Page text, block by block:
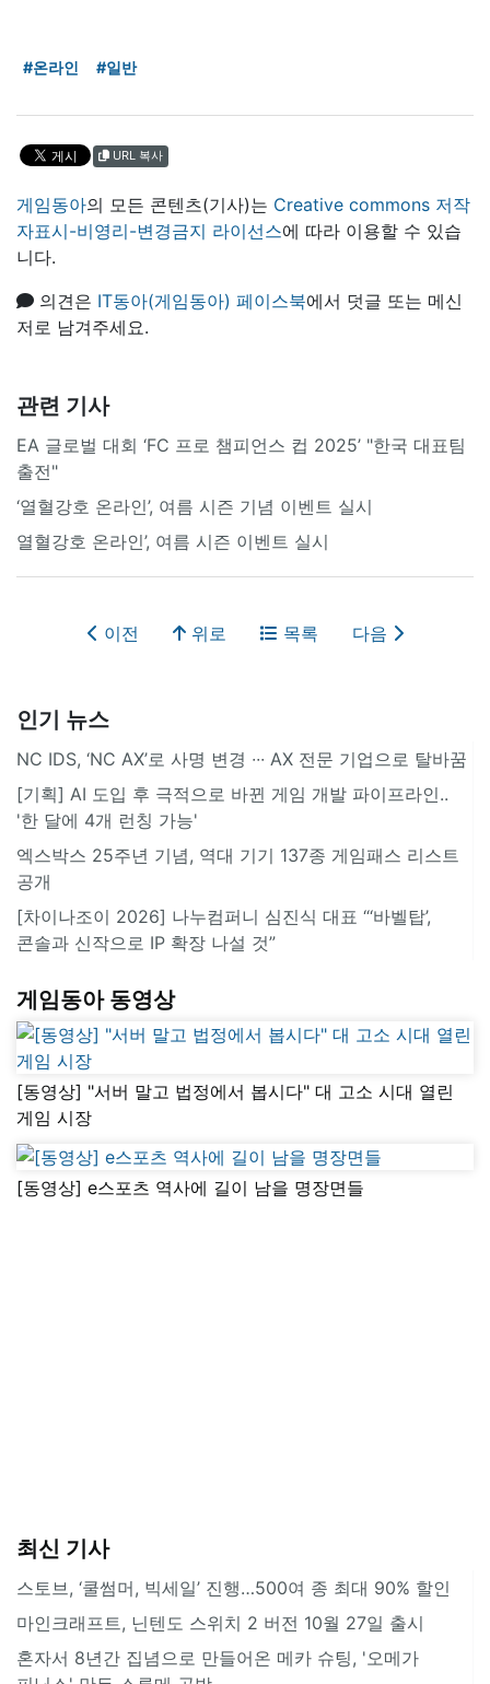
#온라인 #일반
URL 복사
게임동아의 모든 콘텐츠(기사)는 Creative commons 저작
자표시-비영리-변경금지 라이선스에 따라 이용할 수 있습
니다.
의견은 IT동아(게임동아) 페이스북에서 덧글 또는 메신
저로 남겨주세요.
관련 기사
EA 글로벌 대회 ‘FC 프로 챔피언스 컵 2025’ "한국 대표팀
출전"
‘열혈강호 온라인’, 여름 시즌 기념 이벤트 실시
열혈강호 온라인’, 여름 시즌 이벤트 실시
이전 위로 목록 다음
인기 뉴스
NC IDS, ‘NC AX’로 사명 변경 ∙∙∙ AX 전문 기업으로 탈바꿈
[기획] AI 도입 후 극적으로 바뀐 게임 개발 파이프라인..
'한 달에 4개 런칭 가능'
엑스박스 25주년 기념, 역대 기기 137종 게임패스 리스트
공개
[차이나조이 2026] 나누컴퍼니 심진식 대표 “‘바벨탑’,
콘솔과 신작으로 IP 확장 나설 것”
게임동아 동영상
[동영상] "서버 말고 법정에서 봅시다" 대 고소 시대 열린
게임 시장
[동영상] e스포츠 역사에 길이 남을 명장면들
최신 기사
스토브, ‘쿨썸머, 빅세일’ 진행…500여 종 최대 90% 할인
마인크래프트, 닌텐도 스위치 2 버전 10월 27일 출시
혼자서 8년간 집념으로 만들어온 메카 슈팅, '오메가